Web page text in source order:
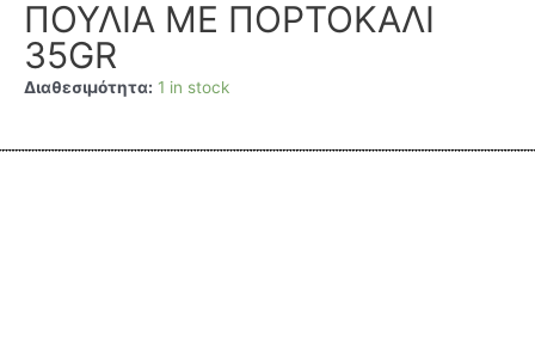
ΠΟΥΛΙΑ ΜΕ ΠΟΡΤΟΚΑΛΙ
35GR
Διαθεσιμότητα: 1 in stock